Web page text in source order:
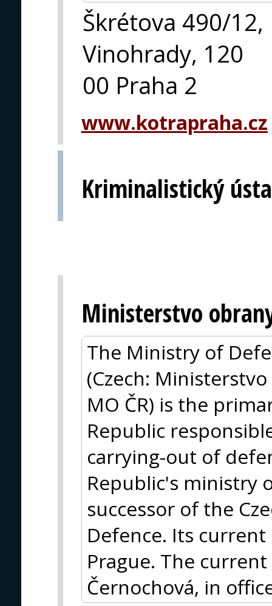
Škrétova 490/12,
Vinohrady, 120
00 Praha 2
www.kotrapraha.cz
Kriminalistický
Ministerstvo
The Ministry of
(Czech:
MO ČR) is the
Republic
carrying-out of
Republic's ministry
successor of the
Defence. Its
Prague. The
Černochová, in